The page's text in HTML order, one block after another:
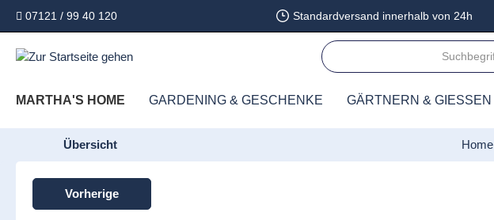
Zur Hauptnavigation springen
07121 / 99 40 120 Standardversand innerhalb von 24h
MARTHA'S HOME GARDENING & GESCHENKE GÄRTNERN & GIESSEN
Übersicht Home
Vorherige